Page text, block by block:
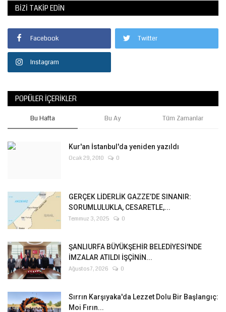
BIZI TAKIP EDIN
Facebook Twitter
Instagram
POPÜLER İÇERIKLER
Bu Hafta Bu Ay Tüm Zamanlar
Kur'an İstanbul'da yeniden yazıldı
Ocak 29, 2010 0
GERÇEK LİDERLİK GAZZE’DE SINANIR:
SORUMLULUKLA, CESARETLE,...
Temmuz 3, 2025 0
ŞANLIURFA BÜYÜKŞEHİR BELEDİYESİ'NDE
İMZALAR ATILDI İŞÇİNİN...
Ağustos 7, 2026 0
Sırrın Karşıyaka'da Lezzet Dolu Bir Başlangıç:
Moi Fırın...